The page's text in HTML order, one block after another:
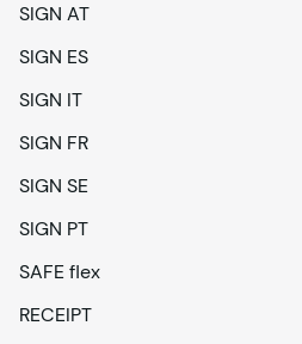
SIGN AT
SIGN ES
SIGN IT
SIGN FR
SIGN SE
SIGN PT
SAFE flex
RECEIPT